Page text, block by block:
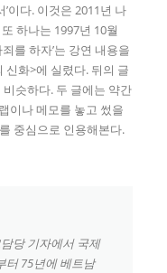
이다. 이것은 2011년 나
하나는 1997년 10월
를 하자’는 강연 내용을
신화>에 실렸다. 뒤의 글
슷하다. 두 글에는 약간
이나 메모를 놓고 썼을
중심으로 인용해본다.
당 기자에서 국제
터 75년에 베트남